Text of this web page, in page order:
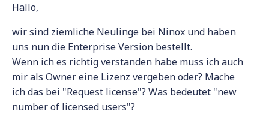
Hallo,
wir sind ziemliche Neulinge bei Ninox und haben
uns nun die Enterprise Version bestellt.
Wenn ich es richtig verstanden habe muss ich auch
mir als Owner eine Lizenz vergeben oder? Mache
ich das bei "Request license"? Was bedeutet "new
number of licensed users"?